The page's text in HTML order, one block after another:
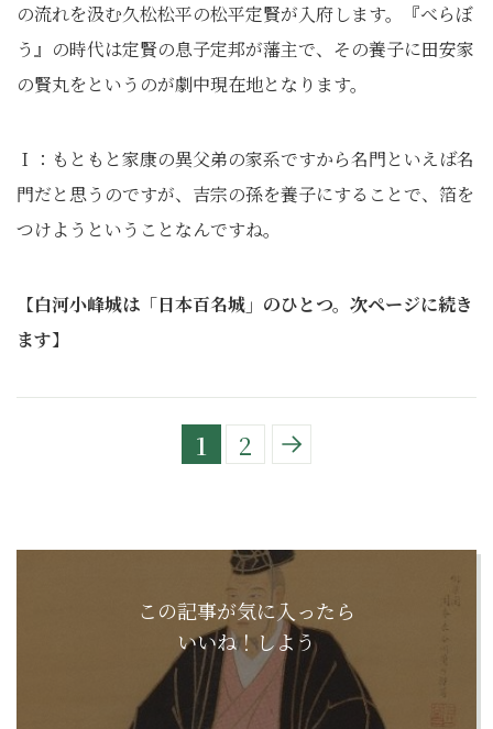
の流れを汲む久松松平の松平定賢が入府します。『べらぼ
う』の時代は定賢の息子定邦が藩主で、その養子に田安家
の賢丸をというのが劇中現在地となります。
Ｉ：もともと家康の異父弟の家系ですから名門といえば名
門だと思うのですが、吉宗の孫を養子にすることで、箔を
つけようということなんですね。
【白河小峰城は「日本百名城」のひとつ。次ページに続き
ます】
1 2
この記事が気に入ったら
いいね！しよう